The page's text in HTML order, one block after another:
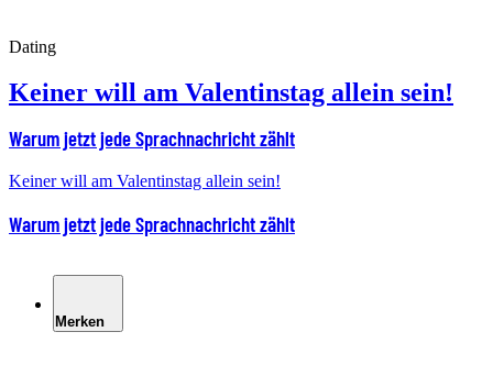
Dating
Keiner will am Valentinstag allein sein!
Warum jetzt jede Sprachnachricht zählt
Keiner will am Valentinstag allein sein!
Warum jetzt jede Sprachnachricht zählt
Merken